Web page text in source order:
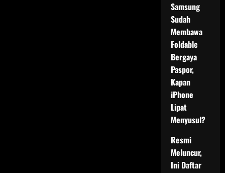
Samsung
Sudah
Membawa
Foldable
Bergaya
Paspor,
Kapan
iPhone
Lipat
Menyusul?
Resmi
Meluncur,
Ini Daftar